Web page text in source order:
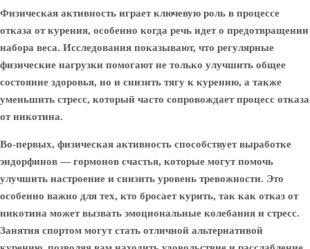
Физическая активность играет ключевую роль в процессе
отказа от курения, особенно когда речь идет о предотвращении
набора веса. Исследования показывают, что регулярные
физические нагрузки помогают не только улучшить общее
состояние здоровья, но и снизить тягу к курению, а также
уменьшить стресс, который часто сопровождает процесс отказа
от никотина.
Во-первых, физическая активность способствует выработке
эндорфинов — гормонов счастья, которые могут помочь
улучшить настроение и снизить уровень тревожности. Это
особенно важно для тех, кто бросает курить, так как отказ от
никотина может вызвать эмоциональные колебания и стресс.
Занятия спортом могут стать отличной альтернативой